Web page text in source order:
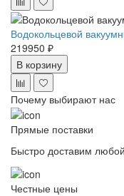
Водокольцевой
219950 ₽
В корзину
Почему выбирают нас
Прямые поставки
Быстро доставим
Честные цены